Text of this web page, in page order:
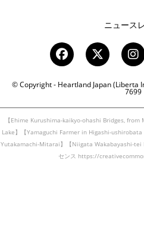
© Copyright - Heartland Japan
7699
ニュース
【Ehime Kurushima-kaikyo-ohashi Bridges,
Lake】【Yamaguchi Farmer in Higashi-ushirobata
Yutakamachi-Mitarai】【Niigata Wakabayashi-tei
センス https://